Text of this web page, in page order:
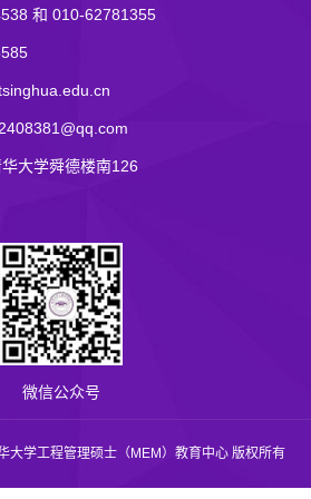
和 010-62781355
大学舜德楼南126
微信公众号
学工程管理硕士（MEM）教育中心 版权所有